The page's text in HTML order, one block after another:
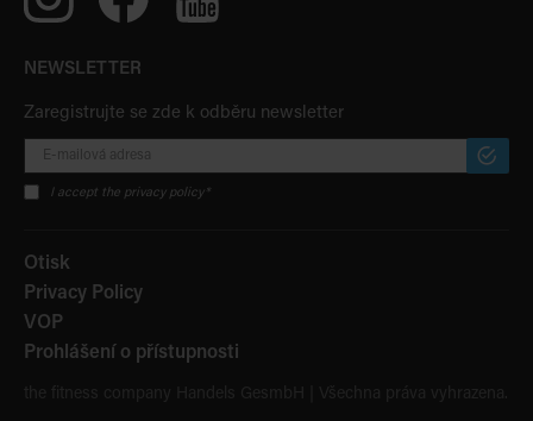
NEWSLETTER
Zaregistrujte se zde k odběru newsletter
I accept the privacy policy*
Otisk
Privacy Policy
VOP
Prohlášení o přístupnosti